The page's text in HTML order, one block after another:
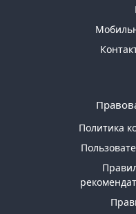
Политика